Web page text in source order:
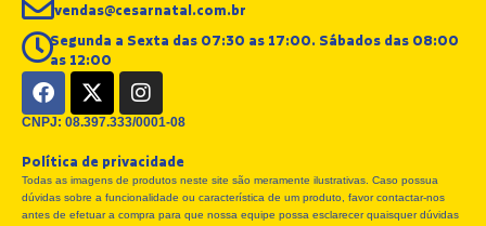
vendas@cesarnatal.com.br
Segunda a Sexta das 07:30 as 17:00. Sábados das 08:00
as 12:00
F
a
c
b
o
o
X
-
t
i
t
t
I
n
s
a
g
r
CNPJ: 08.397.333/0001-08
Política de privacidade
Todas as imagens de produtos neste site são meramente ilustrativas. Caso possua
dúvidas sobre a funcionalidade ou característica de um produto, favor contactar-nos
antes de efetuar a compra para que nossa equipe possa esclarecer quaisquer dúvidas